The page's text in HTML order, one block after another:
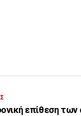
επίθεση των